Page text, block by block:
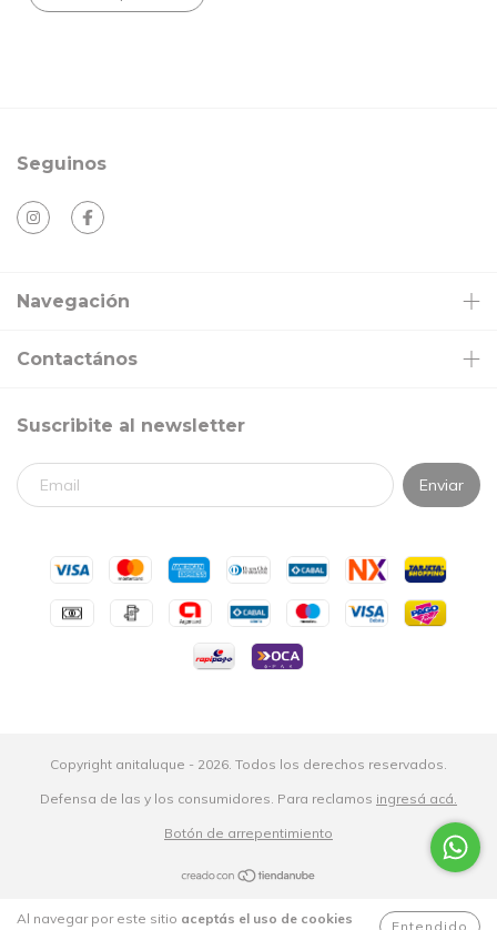
Al navegar por este sitio aceptás el uso de cookies
Entendido
Seguinos
Navegación
Contactános
Suscribite al newsletter
Copyright anitaluque - 2026. Todos los derechos reservados.
Defensa de las y los consumidores. Para reclamos ingresá acá.
Botón de arrepentimiento